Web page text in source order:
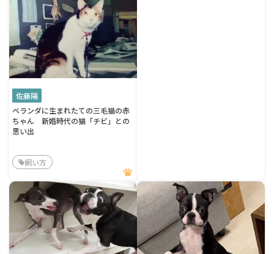
佐藤陽
ベランダに生まれたての三毛猫の赤
ちゃん 新婚時代の猫「チビ」との
思い出
飼い方